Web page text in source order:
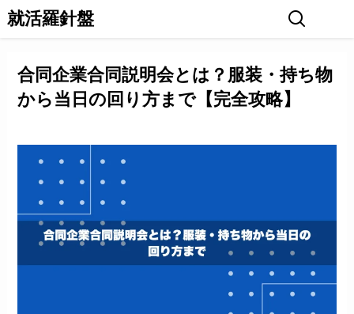
就活羅針盤
合同企業合同説明会とは？服装・持ち物
から当日の回り方まで【完全攻略】